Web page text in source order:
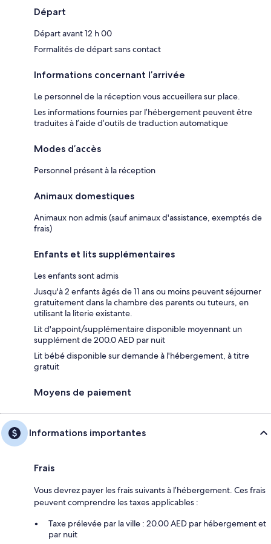
Départ
Départ avant 12 h 00
Formalités de départ sans contact
Informations concernant l’arrivée
Le personnel de la réception vous accueillera sur place.
Les informations fournies par l’hébergement peuvent être
traduites à l’aide d’outils de traduction automatique
Modes d’accès
Personnel présent à la réception
Animaux domestiques
Animaux non admis (sauf animaux d'assistance, exemptés de
frais)
Enfants et lits supplémentaires
Les enfants sont admis
Jusqu'à 2 enfants âgés de 11 ans ou moins peuvent séjourner
gratuitement dans la chambre des parents ou tuteurs, en
utilisant la literie existante.
Lit d'appoint/supplémentaire disponible moyennant un
supplément de 200.0 AED par nuit
Lit bébé disponible sur demande à l'hébergement, à titre
gratuit
Moyens de paiement
Informations importantes
Frais
Vous devrez payer les frais suivants à l’hébergement. Ces frais
peuvent comprendre les taxes applicables :
Taxe prélevée par la ville : 20.00 AED par hébergement et
par nuit